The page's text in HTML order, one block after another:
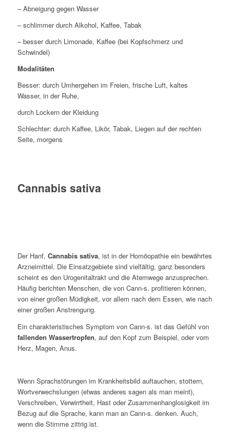
– Abneigung gegen Wasser
– schlimmer durch Alkohol, Kaffee, Tabak
– besser durch Limonade, Kaffee (bei Kopfschmerz und
Schwindel)
Modalitäten
Besser: durch Umhergehen im Freien, frische Luft, kaltes
Wasser, in der Ruhe,
durch Lockern der Kleidung
Schlechter: durch Kaffee, Likör, Tabak, Liegen auf der rechten
Seite, morgens
Cannabis sativa
Der Hanf, Cannabis sativa, ist in der Homöopathie ein bewährtes
Arzneimittel. Die Einsatzgebiete sind vielfältig, ganz besonders
scheint es den Urogenitaltrakt und die Atemwege anzusprechen.
Häufig berichten Menschen, die von Cann-s. profitieren können,
von einer großen Müdigkeit, vor allem nach dem Essen, wie nach
einer großen Anstrengung.
Ein charakteristisches Symptom von Cann-s. ist das Gefühl von
fallenden Wassertropfen, auf den Kopf zum Beispiel, oder vom
Herz, Magen, Anus.
Wenn Sprachstörungen im Krankheitsbild auftauchen, stottern,
Wortverwechslungen (etwas anderes sagen als man meint),
Verschreiben, Verwirrtheit, Hast oder Zusammenhanglosigkeit im
Bezug auf die Sprache, kann man an Cann-s. denken. Auch,
wenn die Stimme zittrig ist.